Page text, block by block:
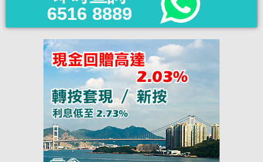
6516 8889